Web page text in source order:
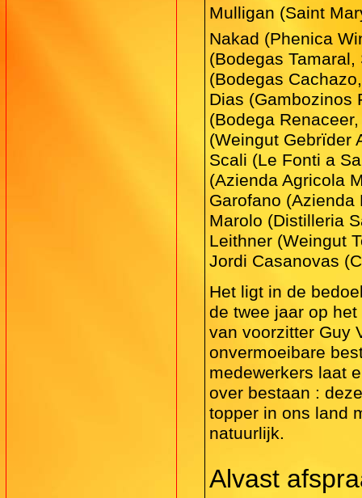
Mulligan (Saint
Nakad (Phenica
(Bodegas
(Bodegas
Dias (Gambozinos
(Bodega
(Weingut Gebrïder
Scali (Le Fonti a
(Azienda Agricola
Garofano
Marolo (Distilleria
Leithner (Weingut
Jordi Casanovas
Het ligt in de
de twee jaar op
van voorzitter Guy
onvermoeibare
medewerkers laat
over bestaan :
topper in ons land
natuurlijk.
Alvast